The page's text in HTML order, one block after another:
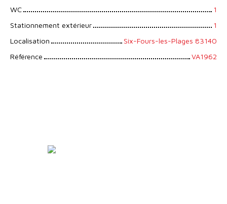
WC
1
Stationnement extérieur
1
Localisation
Six-Fours-les-Plages 83140
Référence
VA1962